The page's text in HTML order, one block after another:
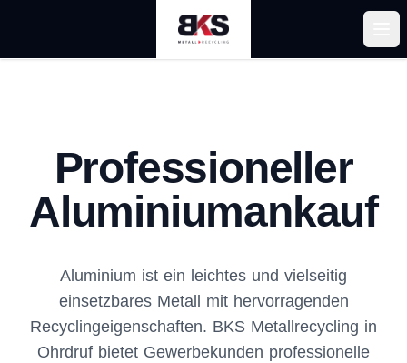
Professioneller
Aluminiumankauf
Aluminium ist ein leichtes und vielseitig
einsetzbares Metall mit hervorragenden
Recyclingeigenschaften. BKS Metallrecycling in
Ohrdruf bietet Gewerbekunden professionelle